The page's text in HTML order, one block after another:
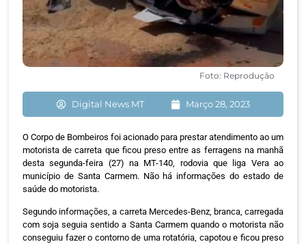
Foto: Reprodução
Digital News MT Março 28, 2023
O Corpo de Bombeiros foi acionado para prestar atendimento ao um
motorista de carreta que ficou preso entre as ferragens na manhã
desta segunda-feira (27) na MT-140, rodovia que liga Vera ao
município de Santa Carmem. Não há informações do estado de
saúde do motorista.
Segundo informações, a carreta Mercedes-Benz, branca, carregada
com soja seguia sentido a Santa Carmem quando o motorista não
conseguiu fazer o contorno de uma rotatória, capotou e ficou preso